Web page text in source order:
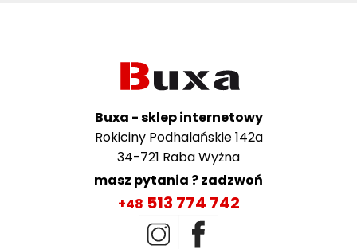
Buxa - sklep internetowy
Rokiciny Podhalańskie 142a
34-721 Raba Wyżna
masz pytania ? zadzwoń
+48 513 774 742